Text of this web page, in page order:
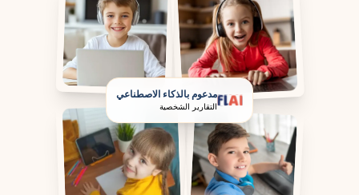
مدعوم بالذكاء الاصطناعي
التقارير الشخصية